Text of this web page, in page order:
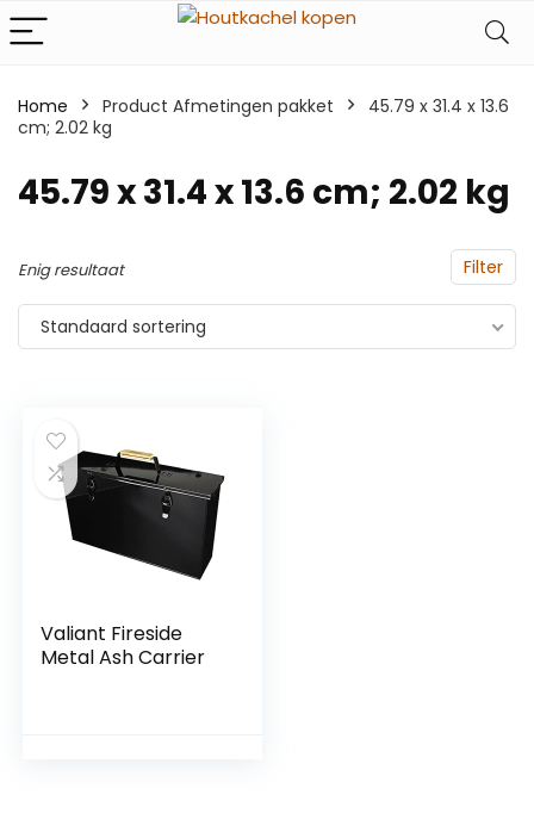
Home Product Afmetingen pakket
‎45.79 x 31.4 x 13.6
cm; 2.02 kg
‎45.79 x 31.4 x 13.6 cm; 2.02 kg
Filter
Enig resultaat
Standaard sortering
Valiant Fireside
Metal Ash Carrier